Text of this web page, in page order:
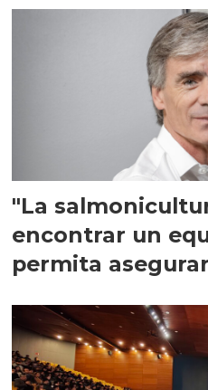
"La
encontrar un
permita